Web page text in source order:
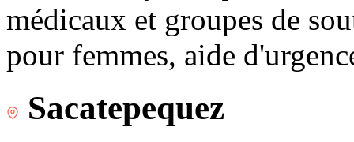
médicaux et groupes de
pour femmes, aide
Sacatepequez